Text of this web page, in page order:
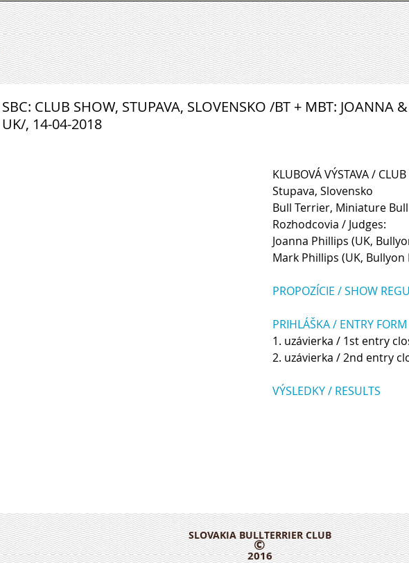
SBC: CLUB SHOW, STUPAVA, SLOVENSKO /BT + MBT: JOANNA
UK/, 14-04-2018
KLUBOVÁ VÝSTAVA /
Stupava, Slovensko
Bull Terrier, Miniature
Rozhodcovia / Judges:
Joanna Phillips (UK,
Mark Phillips (UK, Bullyon
PROPOZÍCIE / SHOW
PRIHLÁŠKA / ENTRY FORM
1. uzávierka / 1st entry
2. uzávierka / 2nd entry
VÝSLEDKY / RESULTS
SLOVAKIA BULLTERRIER CLUB
©
2016